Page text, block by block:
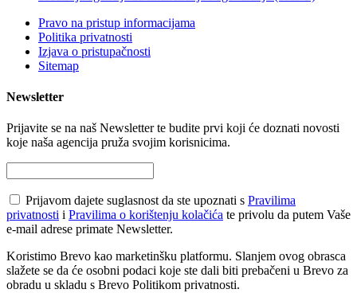
Pravo na pristup informacijama
Politika privatnosti
Izjava o pristupačnosti
Sitemap
Newsletter
Prijavite se na naš Newsletter te budite prvi koji će doznati novosti
koje naša agencija pruža svojim korisnicima.
Prijavom dajete suglasnost da ste upoznati s Pravilima
privatnosti i Pravilima o korištenju kolačića te privolu da putem Vaše
e-mail adrese primate Newsletter.
Koristimo Brevo kao marketinšku platformu. Slanjem ovog obrasca
slažete se da će osobni podaci koje ste dali biti prebačeni u Brevo za
obradu u skladu s Brevo Politikom privatnosti.